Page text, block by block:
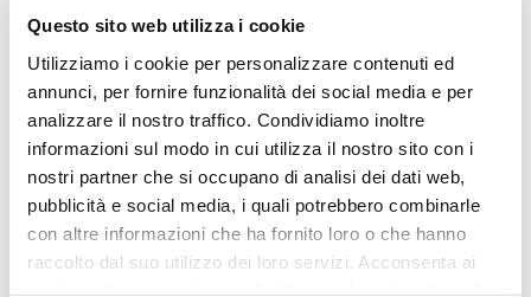
Questo sito web utilizza i cookie
Utilizziamo i cookie per personalizzare contenuti ed
annunci, per fornire funzionalità dei social media e per
analizzare il nostro traffico. Condividiamo inoltre
informazioni sul modo in cui utilizza il nostro sito con i
nostri partner che si occupano di analisi dei dati web,
pubblicità e social media, i quali potrebbero combinarle
con altre informazioni che ha fornito loro o che hanno
raccolto dal suo utilizzo dei loro servizi. Acconsenta ai
Dimensioni
Ø 80mm - H 270mm
Sorgente luminosa
Led integrato
Potenza e attacco
7W - 2700K - 910Lm - CRI90
Dimmerazione
1-10V
Classe energetica
A++, A+, A